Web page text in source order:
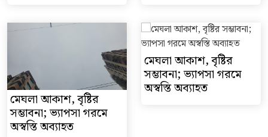
মেঘলা আকাশ, বৃষ্টির
সম্ভাবনা; ভ্যাপসা গরমে
অস্বস্তি অব্যাহত
মেঘলা আকাশ, বৃষ্টির
সম্ভাবনা; ভ্যাপসা গরমে
অস্বস্তি অব্যাহত